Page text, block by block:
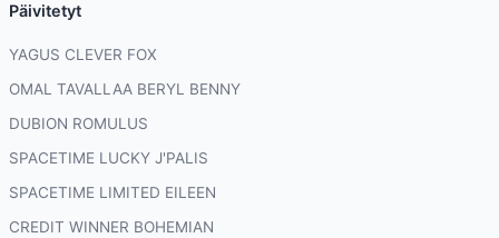
Päivitetyt
YAGUS CLEVER FOX
OMAL TAVALLAA BERYL BENNY
DUBION ROMULUS
SPACETIME LUCKY J'PALIS
SPACETIME LIMITED EILEEN
CREDIT WINNER BOHEMIAN